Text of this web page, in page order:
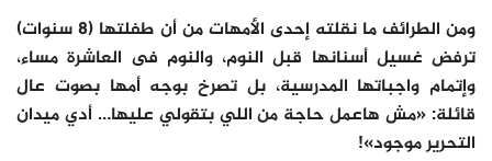
ومن الطرائف ما نقلته إحدى الأمهات من أن طفلتها (8 سنوات)
ترفض غسيل أسنانها قبل النوم، والنوم فى العاشرة مساء،
وإتمام واجباتها المدرسية، بل تصرخ بوجه أمها بصوت عال
قائلة: «مش هاعمل حاجة من اللي بتقولي عليها… أدي ميدان
التحرير موجود»!